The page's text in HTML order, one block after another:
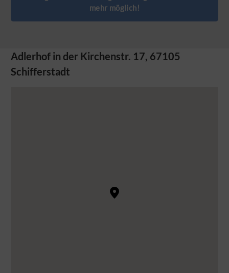
mehr möglich!
Adlerhof in der Kirchenstr. 17, 67105
Schifferstadt